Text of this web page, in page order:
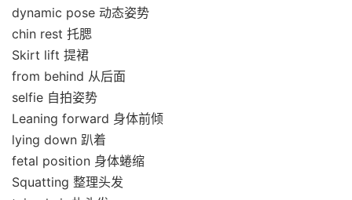
dynamic pose 动态姿势
chin rest 托腮
Skirt lift 提裙
from behind 从后面
selfie 自拍姿势
Leaning forward 身体前倾
lying down 趴着
fetal position 身体蜷缩
Squatting 整理头发